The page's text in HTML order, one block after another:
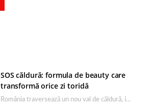
SOS căldură: formula de beauty care
transformă orice zi toridă
România traversează un nou val de căldură, iar rutina de îngrijire capătă un rol esențial…